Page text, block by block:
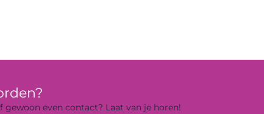
even contact? Laat van je horen!